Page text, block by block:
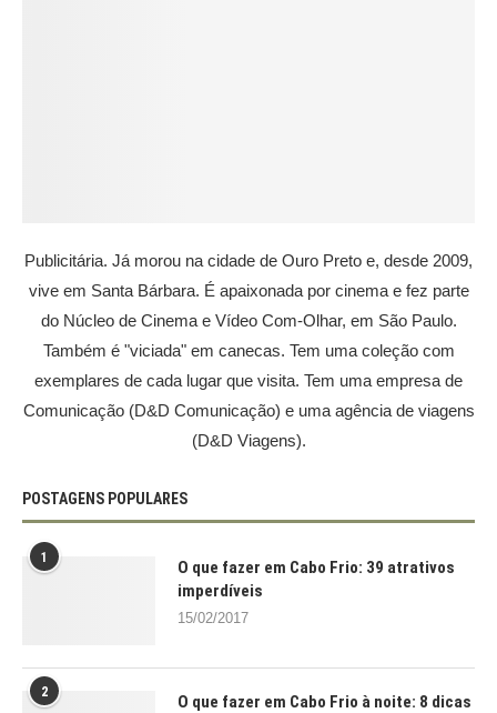
Publicitária. Já morou na cidade de Ouro Preto e, desde 2009,
vive em Santa Bárbara. É apaixonada por cinema e fez parte
do Núcleo de Cinema e Vídeo Com-Olhar, em São Paulo.
Também é "viciada" em canecas. Tem uma coleção com
exemplares de cada lugar que visita. Tem uma empresa de
Comunicação (D&D Comunicação) e uma agência de viagens
(D&D Viagens).
POSTAGENS POPULARES
1
O que fazer em Cabo Frio: 39 atrativos
imperdíveis
15/02/2017
2
O que fazer em Cabo Frio à noite: 8 dicas